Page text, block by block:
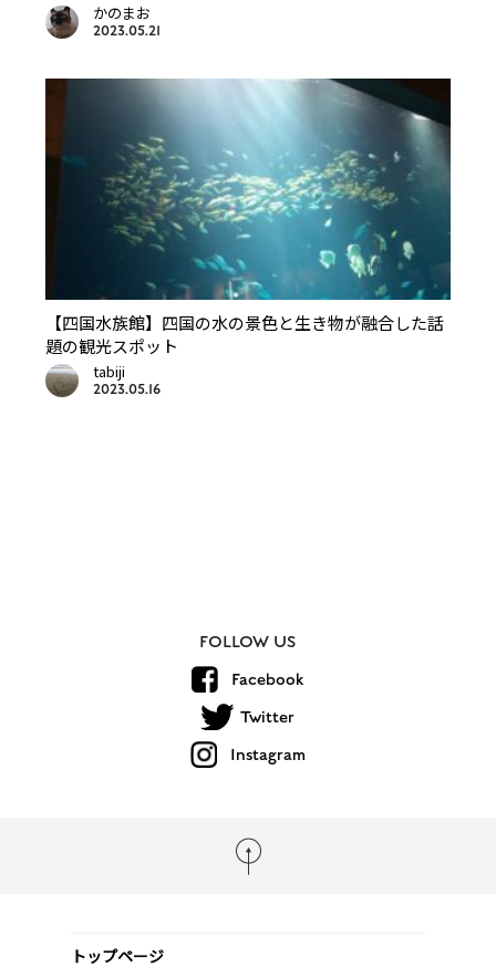
かのまお
2023.05.21
【四国水族館】四国の水の景色と生き物が融合した話
題の観光スポット
tabiji
2023.05.16
FOLLOW US
Facebook
Twitter
Instagram
トップページ